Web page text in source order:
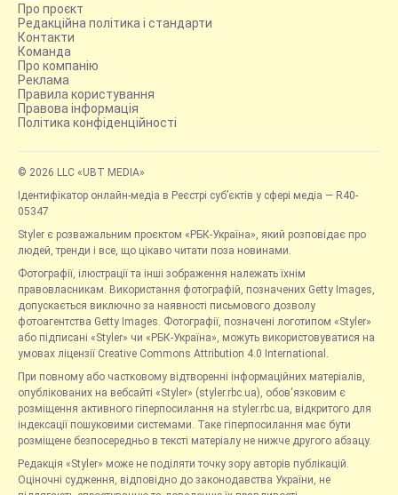
Про проєкт
Редакційна політика і стандарти
Контакти
Команда
Про компанію
Реклама
Правила користування
Правова інформація
Політика конфіденційності
© 2026 LLC «UBT MEDIA»
Ідентифікатор онлайн-медіа в Реєстрі суб’єктів у сфері медіа — R40-
05347
Styler є розважальним проєктом «РБК-Україна», який розповідає про
людей, тренди і все, що цікаво читати поза новинами.
Фотографії, ілюстрації та інші зображення належать їхнім
правовласникам. Використання фотографій, позначених Getty Images,
допускається виключно за наявності письмового дозволу
фотоагентства Getty Images. Фотографії, позначені логотипом «Styler»
або підписані «Styler» чи «РБК-Україна», можуть використовуватися на
умовах ліцензії Creative Commons Attribution 4.0 International.
При повному або частковому відтворенні інформаційних матеріалів,
опублікованих на вебсайті «Styler» (styler.rbc.ua), обов'язковим є
розміщення активного гіперпосилання на styler.rbc.ua, відкритого для
індексації пошуковими системами. Таке гіперпосилання має бути
розміщене безпосередньо в тексті матеріалу не нижче другого абзацу.
Редакція «Styler» може не поділяти точку зору авторів публікацій.
Оціночні судження, відповідно до законодавства України, не